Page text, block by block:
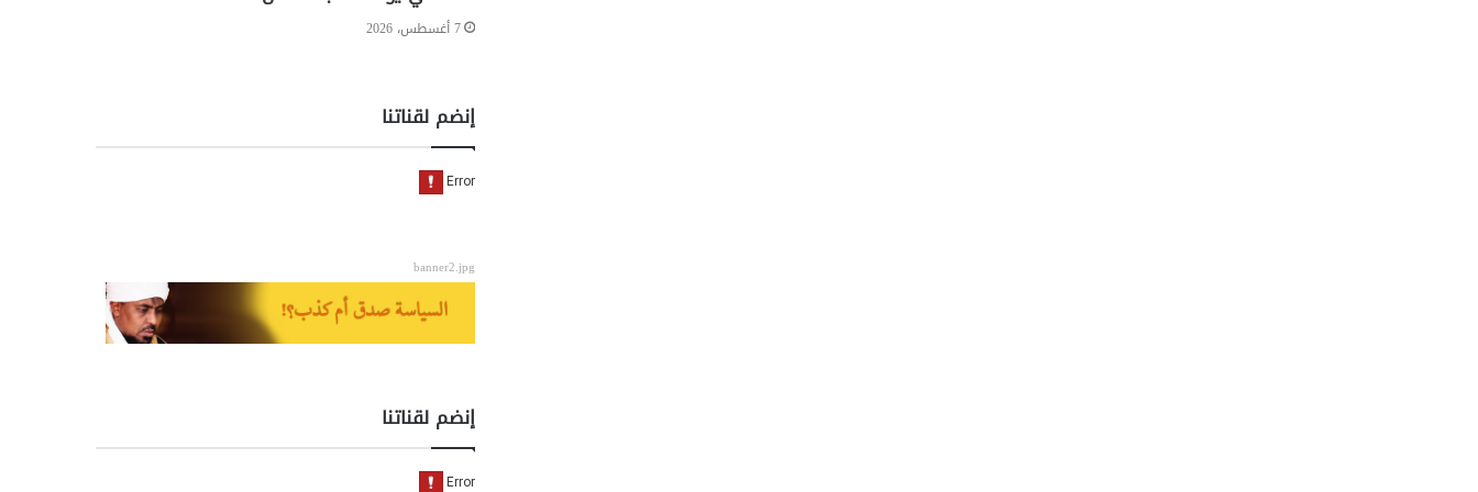
7 أغسطس، 2026
إنضم لقناتنا
banner2.jpg
إنضم لقناتنا